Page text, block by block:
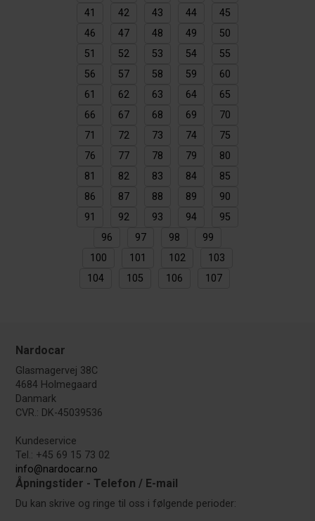
41
42 43 44
45
46
47 48 49
50
51
52 53 54
55
56
57 58 59
60
61
62 63 64
65
66
67 68 69
70
71
72 73 74
75
76
77 78 79
80
81
82 83 84
85
86
87 88 89
90
91
92 93 94
95
96
97 98
99
100
101 102
103
104
105 106 107
Nardocar
Glasmagervej 38C
4684 Holmegaard
Danmark
CVR.: DK-45039536
Kundeservice
Tel.: +45 69 15 73 02
info@nardocar.no
Åpningstider - Telefon / E-mail
Du kan skrive og ringe til oss i følgende perioder: